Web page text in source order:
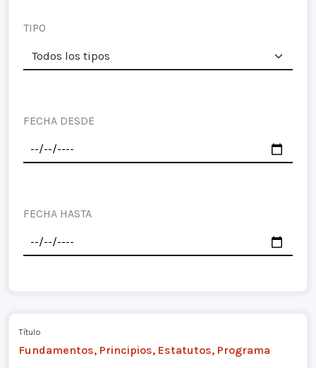
TIPO
FECHA DESDE
FECHA HASTA
Título
Fundamentos, Principios, Estatutos, Programa